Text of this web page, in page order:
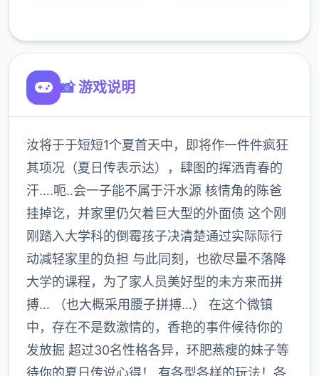
📸 游戏说明
汝将于于短短1个夏首天中，即将作一件件疯狂
其项况（夏日传表示达），肆图的挥洒青春的
汗….呃..会一子能不属于汗水源 核情角的陈爸
挂掉讫，并家里仍欠着巨大型的外面债 这个刚
刚踏入大学科的倒霉孩子决清楚通过实际际行
动减轻家里的负担 与此同刻，也欲尽量不落降
大学的课程，为了家人员美好型的未方来而拼
搏… （也大概采用腰子拼搏…） 在这个微镇
中，存在不是数激情的，香艳的事件候待你的
发放掘 超过30名性格各异，环肥燕瘦的妹子等
待你的夏日传说心得！ 有各型各样的玩法！各